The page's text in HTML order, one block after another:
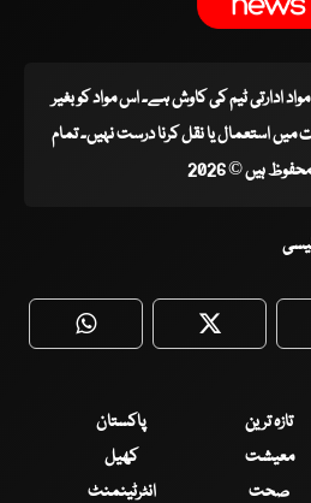
مواد ادارتی ٹیم کی کاوش ہے۔ اس مواد کو بغیر
استعمال یا نقل کرنا درست نہیں۔ تمام
ہیں © 2026
WhatsApp Twitter
تازہ ترین
پاکستان
معیشت
کھیل
صحت
انٹرٹینمنٹ